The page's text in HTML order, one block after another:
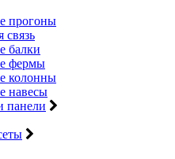
прогоны
связь
балки
фермы
колонны
навесы
панели